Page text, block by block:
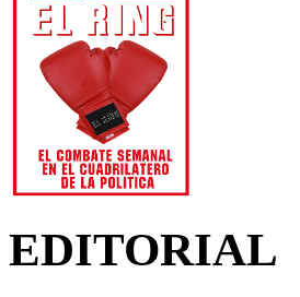
EDITORIAL